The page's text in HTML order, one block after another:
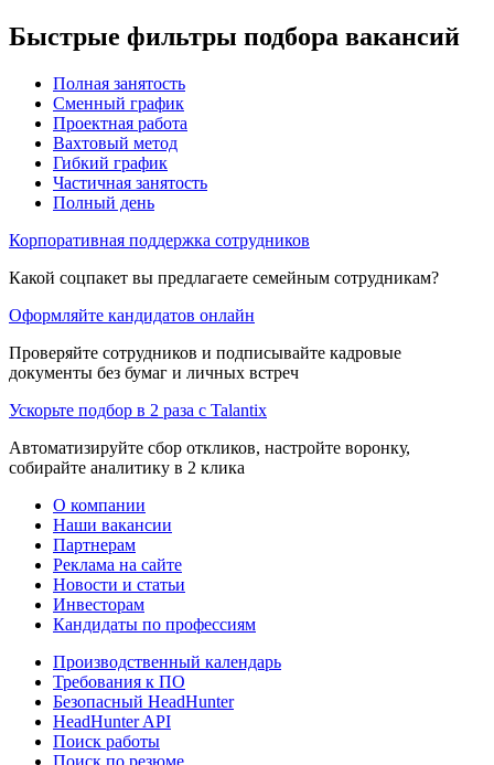
Быстрые фильтры подбора вакансий
Полная занятость
Сменный график
Проектная работа
Вахтовый метод
Гибкий график
Частичная занятость
Полный день
Корпоративная поддержка сотрудников
Какой соцпакет вы предлагаете семейным сотрудникам?
Оформляйте кандидатов онлайн
Проверяйте сотрудников и подписывайте кадровые
документы без бумаг и личных встреч
Ускорьте подбор в 2 раза с Talantix
Автоматизируйте сбор откликов, настройте воронку,
собирайте аналитику в 2 клика
О компании
Наши вакансии
Партнерам
Реклама на сайте
Новости и статьи
Инвесторам
Кандидаты по профессиям
Производственный календарь
Требования к ПО
Безопасный HeadHunter
HeadHunter API
Поиск работы
Поиск по резюме